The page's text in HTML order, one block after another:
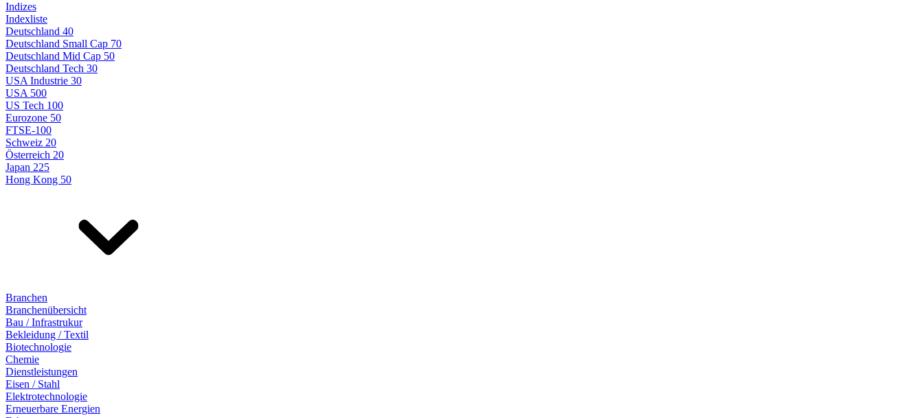
Indizes
Indexliste
Deutschland 40
Deutschland Small Cap 70
Deutschland Mid Cap 50
Deutschland Tech 30
USA Industrie 30
USA 500
US Tech 100
Eurozone 50
FTSE-100
Schweiz 20
Österreich 20
Japan 225
Hong Kong 50
Branchen
Branchenübersicht
Bau / Infrastrukur
Bekleidung / Textil
Biotechnologie
Chemie
Dienstleistungen
Eisen / Stahl
Elektrotechnologie
Erneuerbare Energien